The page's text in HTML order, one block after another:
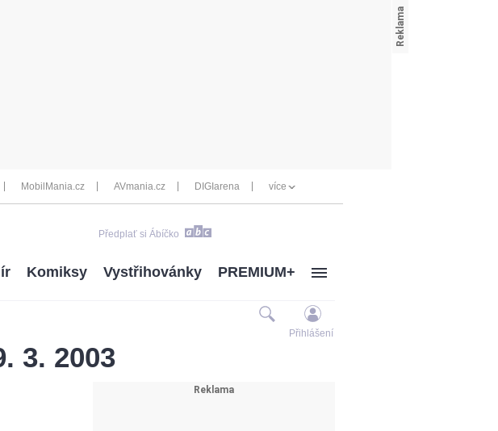
MobilMania.cz AVmania.cz DIGIarena více
Předplať si Ábíčko
Komiksy Vystřihovánky PREMIUM+
Přihlášení
3. 2003